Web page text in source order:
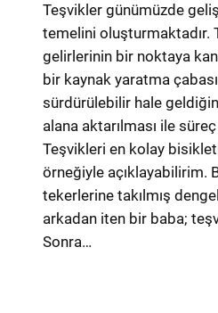
Teşvikler günümüzde
temelini oluşturmaktadır.
gelirlerinin bir noktaya
bir kaynak yaratma
sürdürülebilir hale
alana aktarılması ile
Teşvikleri en kolay
örneğiyle açıklayabilirim.
tekerlerine takılmış
arkadan iten bir baba;
Sonra…